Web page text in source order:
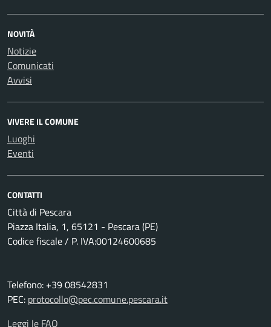
NOVITÀ
Notizie
Comunicati
Avvisi
VIVERE IL COMUNE
Luoghi
Eventi
CONTATTI
Città di Pescara
Piazza Italia, 1, 65121 - Pescara (PE)
Codice fiscale / P. IVA:00124600685
Telefono: +39 08542831
PEC: protocollo@pec.comune.pescara.it
Leggi le FAQ